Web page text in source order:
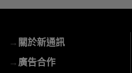
E-
mail
→關於新通訊
→廣告合作